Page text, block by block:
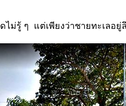
ไม่รู้ ๆ แต่เพียงว่าชายทะเลอ